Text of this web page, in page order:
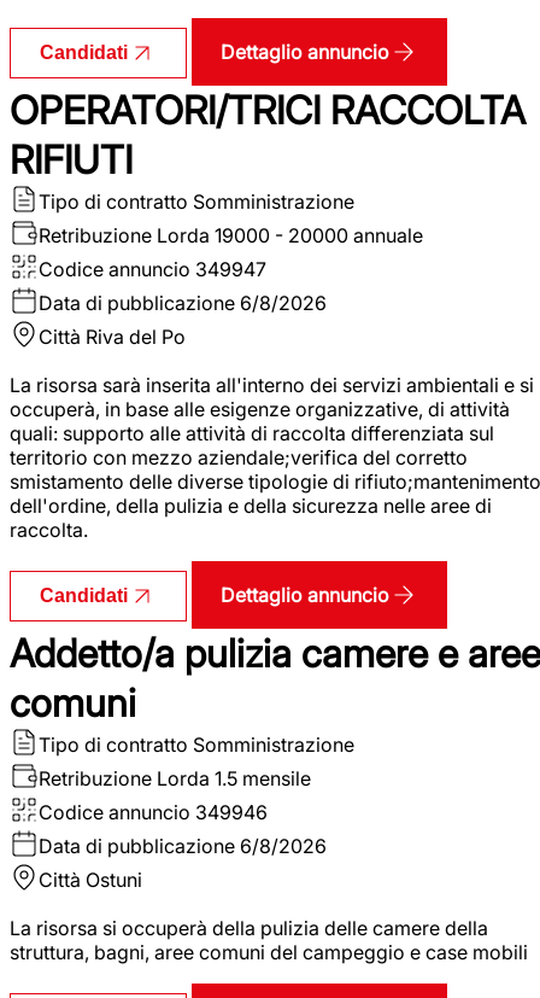
Candidati Dettaglio annuncio
OPERATORI/TRICI RACCOLTA
RIFIUTI
Tipo di contratto Somministrazione
Retribuzione Lorda 19000 - 20000 annuale
Codice annuncio 349947
Data di pubblicazione 6/8/2026
Città Riva del Po
La risorsa sarà inserita all'interno dei servizi ambientali e si
occuperà, in base alle esigenze organizzative, di attività
quali: supporto alle attività di raccolta differenziata sul
territorio con mezzo aziendale;verifica del corretto
smistamento delle diverse tipologie di rifiuto;mantenimento
dell'ordine, della pulizia e della sicurezza nelle aree di
raccolta.
Candidati Dettaglio annuncio
Addetto/a pulizia camere e aree
comuni
Tipo di contratto Somministrazione
Retribuzione Lorda 1.5 mensile
Codice annuncio 349946
Data di pubblicazione 6/8/2026
Città Ostuni
La risorsa si occuperà della pulizia delle camere della
struttura, bagni, aree comuni del campeggio e case mobili